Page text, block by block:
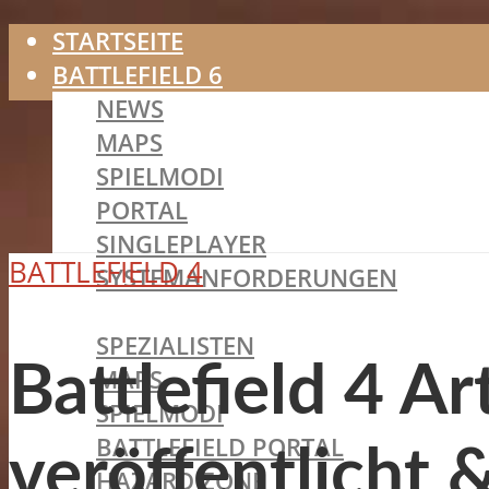
STARTSEITE
BATTLEFIELD 6
NEWS
MAPS
SPIELMODI
PORTAL
SINGLEPLAYER
SYSTEMANFORDERUNGEN
SPEZIALISTEN
MAPS
SPIELMODI
BATTLEFIELD PORTAL
HAZARD ZONE
BATTLEFIELD 4
Battlefield 4